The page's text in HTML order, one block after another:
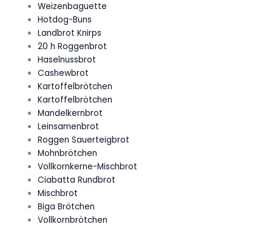
Weizenbaguette
Hotdog-Buns
Landbrot Knirps
20 h Roggenbrot
Haselnussbrot
Cashewbrot
Kartoffelbrötchen
Kartoffelbrötchen
Mandelkernbrot
Leinsamenbrot
Roggen Sauerteigbrot
Mohnbrötchen
Vollkornkerne-Mischbrot
Ciabatta Rundbrot
Mischbrot
Biga Brötchen
Vollkornbrötchen